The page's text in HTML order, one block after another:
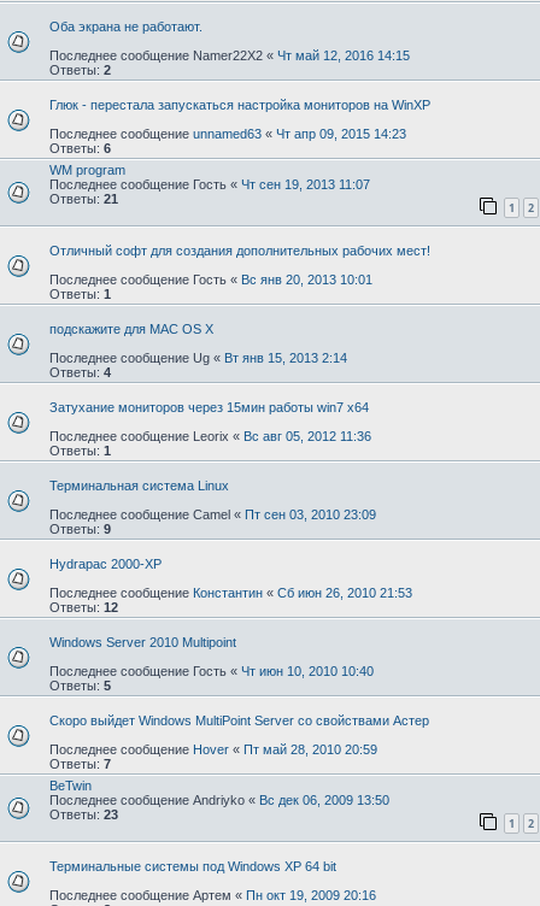
Оба экрана не работают.
Последнее сообщение Namer22X2 « Чт май 12, 2016 14:15
Ответы: 2
Глюк - перестала запускаться настройка мониторов на WinXP
Последнее сообщение unnamed63 « Чт апр 09, 2015 14:23
Ответы: 6
WM program
Последнее сообщение Гость « Чт сен 19, 2013 11:07
Ответы: 21
1 2
Отличный софт для создания дополнительных рабочих мест!
Последнее сообщение Гость « Вс янв 20, 2013 10:01
Ответы: 1
подскажите для MAC OS X
Последнее сообщение Ug « Вт янв 15, 2013 2:14
Ответы: 4
Затухание мониторов через 15мин работы win7 x64
Последнее сообщение Leorix « Вс авг 05, 2012 11:36
Ответы: 1
Терминальная система Linux
Последнее сообщение Camel « Пт сен 03, 2010 23:09
Ответы: 9
Hydrapac 2000-XP
Последнее сообщение Константин « Сб июн 26, 2010 21:53
Ответы: 12
Windows Server 2010 Multipoint
Последнее сообщение Гость « Чт июн 10, 2010 10:40
Ответы: 5
Скоро выйдет Windows MultiPoint Server со свойствами Астер
Последнее сообщение Hover « Пт май 28, 2010 20:59
Ответы: 7
BeTwin
Последнее сообщение Andriyko « Вс дек 06, 2009 13:50
Ответы: 23
1 2
Терминальные системы под Windows XP 64 bit
Последнее сообщение Артем « Пн окт 19, 2009 20:16